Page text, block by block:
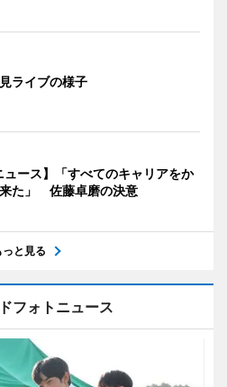
ライブの様子
ュース】「すべてのキャリアをか
た」 佐藤卓磨の決意
っと見る
フォトニュース